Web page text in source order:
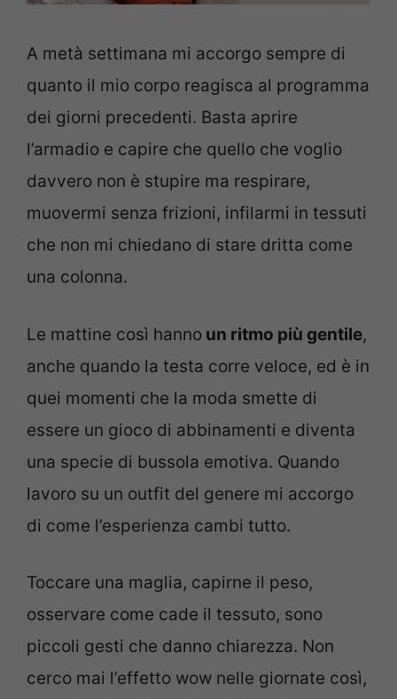
A metà settimana mi accorgo sempre di
quanto il mio corpo reagisca al programma
dei giorni precedenti. Basta aprire
l’armadio e capire che quello che voglio
davvero non è stupire ma respirare,
muovermi senza frizioni, infilarmi in tessuti
che non mi chiedano di stare dritta come
una colonna.
Le mattine così hanno un ritmo più gentile,
anche quando la testa corre veloce, ed è in
quei momenti che la moda smette di
essere un gioco di abbinamenti e diventa
una specie di bussola emotiva. Quando
lavoro su un outfit del genere mi accorgo
di come l’esperienza cambi tutto.
Toccare una maglia, capirne il peso,
osservare come cade il tessuto, sono
piccoli gesti che danno chiarezza. Non
cerco mai l’effetto wow nelle giornate così,